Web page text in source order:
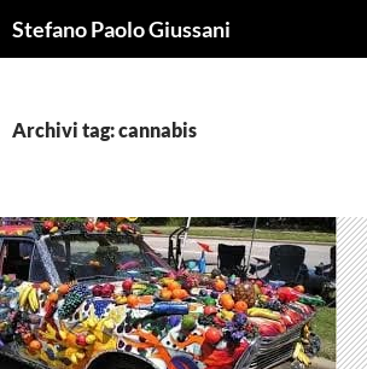
alStefano Paolo Giussani
Archivi tag: cannabis